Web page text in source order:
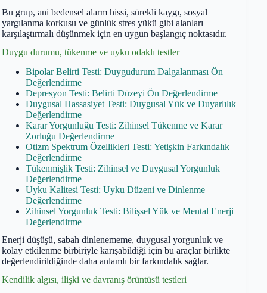
Bu grup, ani bedensel alarm hissi, sürekli kaygı, sosyal
yargılanma korkusu ve günlük stres yükü gibi alanları
karşılaştırmalı düşünmek için en uygun başlangıç noktasıdır.
Duygu durumu, tükenme ve uyku odaklı testler
Bipolar Belirti Testi: Duygudurum Dalgalanması Ön
Değerlendirme
Depresyon Testi: Belirti Düzeyi Ön Değerlendirme
Duygusal Hassasiyet Testi: Duygusal Yük ve Duyarlılık
Değerlendirme
Karar Yorgunluğu Testi: Zihinsel Tükenme ve Karar
Zorluğu Değerlendirme
Otizm Spektrum Özellikleri Testi: Yetişkin Farkındalık
Değerlendirme
Tükenmişlik Testi: Zihinsel ve Duygusal Yorgunluk
Değerlendirme
Uyku Kalitesi Testi: Uyku Düzeni ve Dinlenme
Değerlendirme
Zihinsel Yorgunluk Testi: Bilişsel Yük ve Mental Enerji
Değerlendirme
Enerji düşüşü, sabah dinlenememe, duygusal yorgunluk ve
kolay etkilenme birbiriyle karışabildiği için bu araçlar birlikte
değerlendirildiğinde daha anlamlı bir farkındalık sağlar.
Kendilik algısı, ilişki ve davranış örüntüsü testleri